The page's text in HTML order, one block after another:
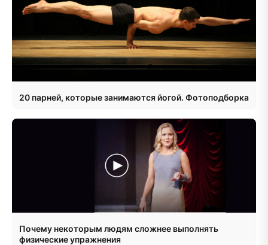
20 парней, которые занимаются йогой. Фотоподборка
Почему некоторым людям сложнее выполнять
физические упражнения